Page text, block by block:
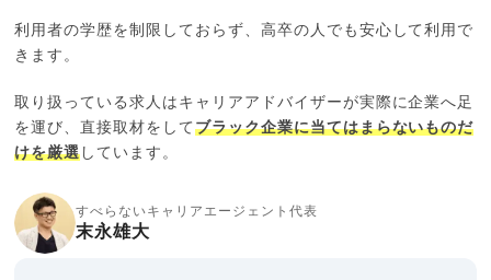
利用者の学歴を制限しておらず、高卒の人でも安心して利用で
きます。
取り扱っている求人はキャリアアドバイザーが実際に企業へ足
を運び、直接取材をして ブラック企業に当てはまらないものだ
けを厳選 しています。
すべらないキャリアエージェント代表
末永雄大